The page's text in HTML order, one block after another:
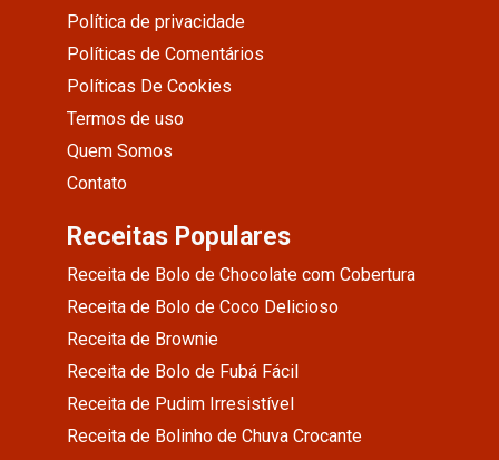
Política de privacidade
Políticas de Comentários
Políticas De Cookies
Termos de uso
Quem Somos
Contato
Receitas Populares
Receita de Bolo de Chocolate com Cobertura
Receita de Bolo de Coco Delicioso
Receita de Brownie
Receita de Bolo de Fubá Fácil
Receita de Pudim Irresistível
Receita de Bolinho de Chuva Crocante